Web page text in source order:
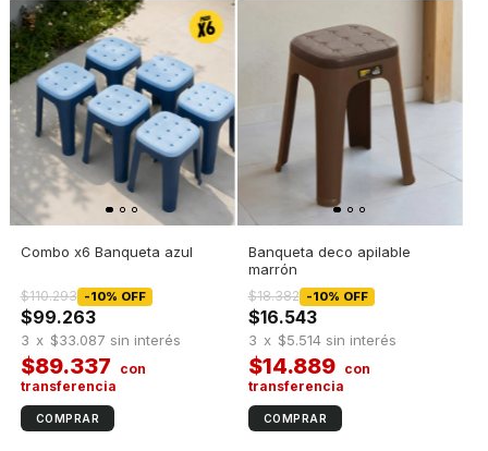
Combo x6 Banqueta azul
$99.263
-10% OFF
$110.293
$89.337
3 x $33.087 sin interés
Banqueta deco apilable
marrón
$16.543
-10% OFF
$18.382
$14.889
3 x $5.514 sin interés